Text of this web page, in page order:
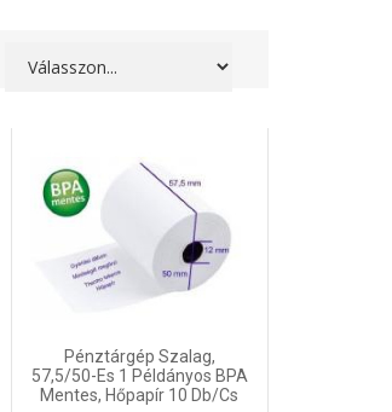
Pénztárgép Szalag,
57,5/50-Es 1 Példányos BPA
Mentes, Hőpapír 10 Db/cs